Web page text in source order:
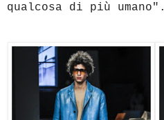
qualcosa di più umano".